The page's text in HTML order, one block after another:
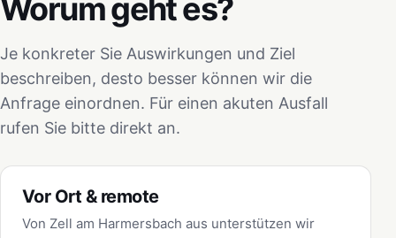
Worum geht es?
Je konkreter Sie Auswirkungen und Ziel
beschreiben, desto besser können wir die
Anfrage einordnen. Für einen akuten Ausfall
rufen Sie bitte direkt an.
Vor Ort & remote
Von Zell am Harmersbach aus unterstützen wir